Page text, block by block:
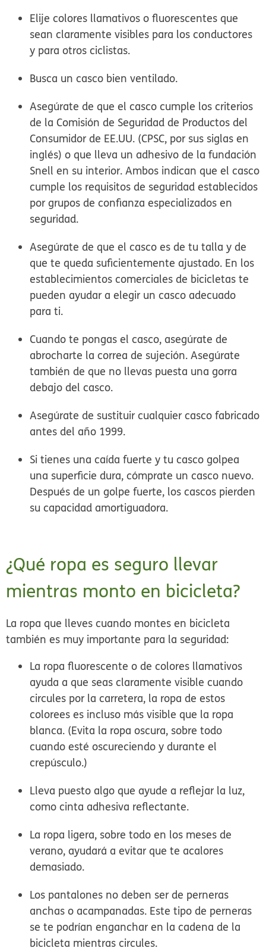
Elije colores llamativos o fluorescentes que
sean claramente visibles para los conductores
y para otros ciclistas.
Busca un casco bien ventilado.
Asegúrate de que el casco cumple los criterios
de la Comisión de Seguridad de Productos del
Consumidor de EE.UU. (CPSC, por sus siglas en
inglés) o que lleva un adhesivo de la fundación
Snell en su interior. Ambos indican que el casco
cumple los requisitos de seguridad establecidos
por grupos de confianza especializados en
seguridad.
Asegúrate de que el casco es de tu talla y de
que te queda suficientemente ajustado. En los
establecimientos comerciales de bicicletas te
pueden ayudar a elegir un casco adecuado
para ti.
Cuando te pongas el casco, asegúrate de
abrocharte la correa de sujeción. Asegúrate
también de que no llevas puesta una gorra
debajo del casco.
Asegúrate de sustituir cualquier casco fabricado
antes del año 1999.
Si tienes una caída fuerte y tu casco golpea
una superficie dura, cómprate un casco nuevo.
Después de un golpe fuerte, los cascos pierden
su capacidad amortiguadora.
¿Qué ropa es seguro llevar
mientras monto en bicicleta?
La ropa que lleves cuando montes en bicicleta
también es muy importante para la seguridad:
La ropa fluorescente o de colores llamativos
ayuda a que seas claramente visible cuando
circules por la carretera, la ropa de estos
colorees es incluso más visible que la ropa
blanca. (Evita la ropa oscura, sobre todo
cuando esté oscureciendo y durante el
crepúsculo.)
Lleva puesto algo que ayude a reflejar la luz,
como cinta adhesiva reflectante.
La ropa ligera, sobre todo en los meses de
verano, ayudará a evitar que te acalores
demasiado.
Los pantalones no deben ser de perneras
anchas o acampanadas. Este tipo de perneras
se te podrían enganchar en la cadena de la
bicicleta mientras circules.